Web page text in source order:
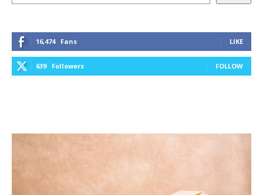
16,474 Fans LIKE
639 Followers FOLLOW